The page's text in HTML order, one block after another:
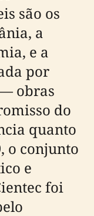
são os
a
e a
por
obras
do
quanto
o conjunto
e
foi